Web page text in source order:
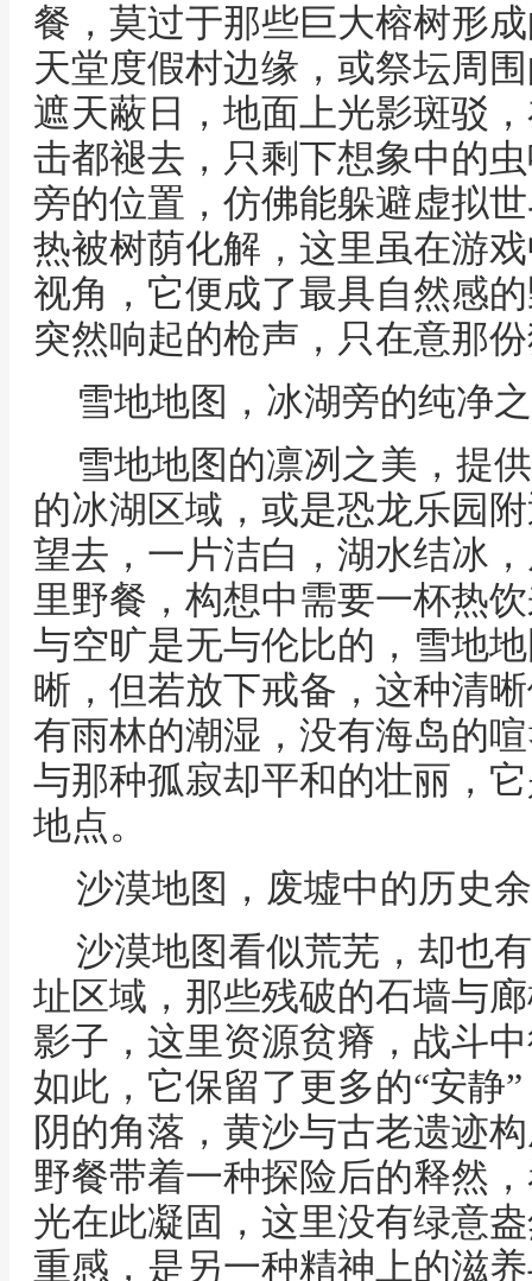
餐，莫过于那些巨大榕树形
天堂度假村边缘，或祭坛周
遮天蔽日，地面上光影斑驳
击都褪去，只剩下想象中的
旁的位置，仿佛能躲避虚拟
热被树荫化解，这里虽在游
视角，它便成了最具自然感
突然响起的枪声，只在意那
雪地地图，冰湖旁的纯净
雪地地图的凛冽之美，提
的冰湖区域，或是恐龙乐园
望去，一片洁白，湖水结冰
里野餐，构想中需要一杯热
与空旷是无与伦比的，雪地
晰，但若放下戒备，这种清
有雨林的潮湿，没有海岛的
与那种孤寂却平和的壮丽，
地点。
沙漠地图，废墟中的历史
沙漠地图看似荒芜，却也
址区域，那些残破的石墙与
影子，这里资源贫瘠，战斗
如此，它保留了更多的“安静
阴的角落，黄沙与古老遗迹
野餐带着一种探险后的释然
光在此凝固，这里没有绿意
重感，是另一种精神上的滋